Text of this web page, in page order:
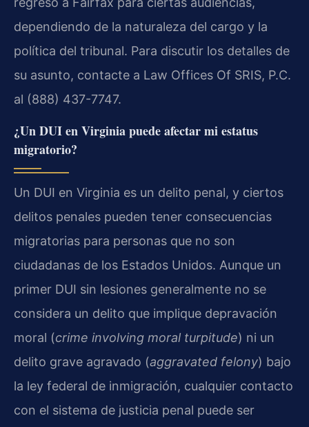
dependiendo de la naturaleza del cargo y la
política del tribunal. Para discutir los detalles de
su asunto, contacte a Law Offices Of SRIS, P.C.
al (888) 437-7747.
¿Un DUI en Virginia puede afectar mi estatus
migratorio?
Un DUI en Virginia es un delito penal, y ciertos
delitos penales pueden tener consecuencias
migratorias para personas que no son
ciudadanas de los Estados Unidos. Aunque un
primer DUI sin lesiones generalmente no se
considera un delito que implique depravación
moral (crime involving moral turpitude) ni un
delito grave agravado (aggravated felony) bajo
la ley federal de inmigración, cualquier contacto
con el sistema de justicia penal puede ser